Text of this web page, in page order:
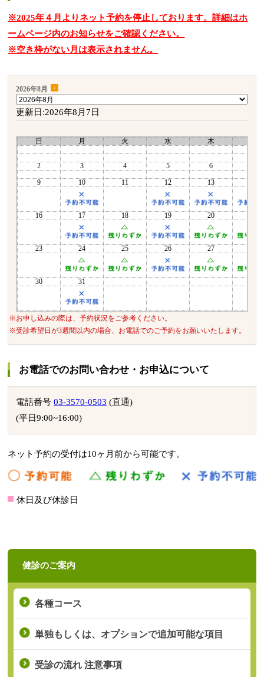
健診のご案内
各種コース
単独もしくは、オプションで追加可能な項目
受診の流れ注意事項
※2025年４月よりネット予約を停止しております。詳細はホ
ームページ内のお知らせをご確認ください。
※空き枠がない月は表示されません。
2026年8月
更新日:2026年8月7日
日 月 火 水 木
2 3 4 5 6
9 10 11 12 13
16 17 18 19 20
23 24 25 26 27
30 31
お申し込みの際は、予約状況をご参考ください。
受診希望日が3週間以内の場合、お電話でのご予約をお願いいたします。
お電話でのお問い合わせ・お申込について
電話番号03-3570-0503 (直通)
(平日9:00~16:00)
ネット予約の受付は10ヶ月前から可能です。
休日及び休診日